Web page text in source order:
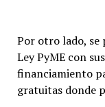
Por otro lado, se
Ley PyME con
financiamiento
gratuitas donde